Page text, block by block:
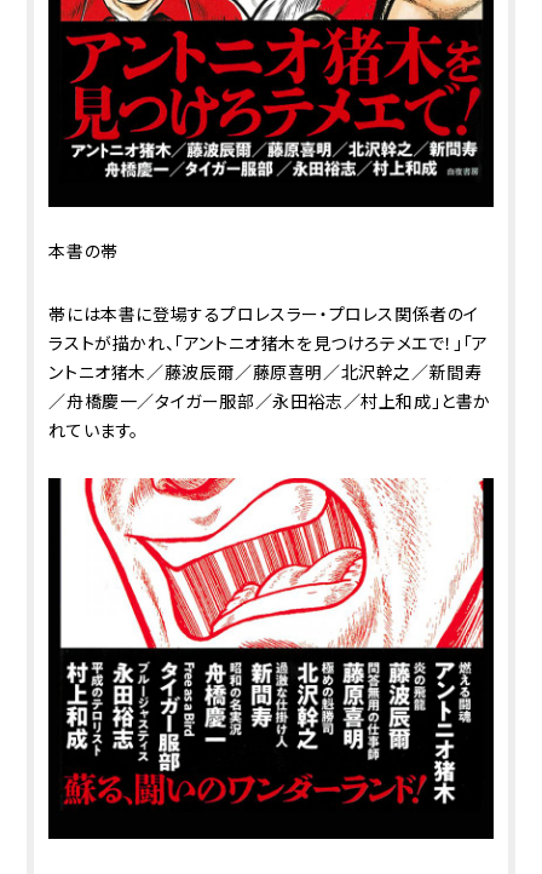
本書の帯
帯には本書に登場するプロレスラー・プロレス関係者のイ
ラストが描かれ、「アントニオ猪木を見つけろテメエで！」「ア
ントニオ猪木／藤波辰爾／藤原喜明／北沢幹之／新間寿
／舟橋慶一／タイガー服部／永田裕志／村上和成」と書か
れています。